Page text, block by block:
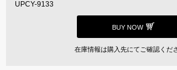
UPCY-9133
BUY NOW
在庫情報は購入先にてご確認くだ